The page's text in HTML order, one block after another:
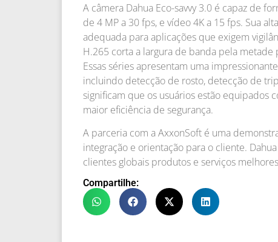
A câmera Dahua Eco-savvy 3.0 é capaz de
de 4 MP a 30 fps, e vídeo 4K a 15 fps. Sua
adequada para aplicações que exigem
H.265 corta a largura de banda pela
Essas séries apresentam uma
incluindo detecção de rosto, detecção de
significam que os usuários estão equipados
maior eficiência de segurança.
A parceria com a AxxonSoft é uma
integração e orientação para o cliente.
clientes globais produtos e serviços
Compartilhe: